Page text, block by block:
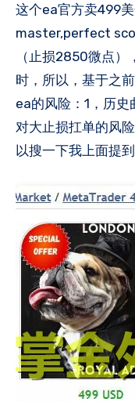
这个ea官方卖499美金，测试后发现跟Euro
master,perfect
（止损2850微点
时，所以，基于之
ea的风险：1，历
对大止损扛单的风
以搜一下我上面提